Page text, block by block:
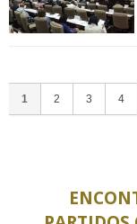
1 2 3 4